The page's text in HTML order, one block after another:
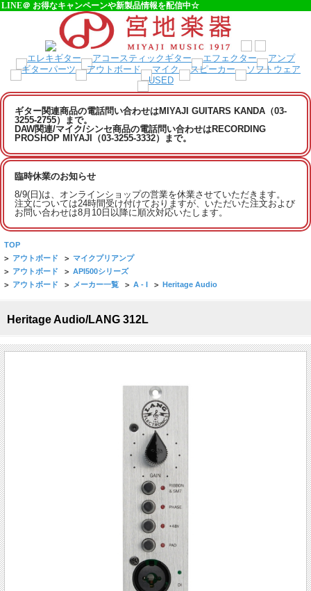
LINE＠ お得なキャンペーンや新製品情報を配信中☆
ギター関連商品の電話問い合わせはMIYAJI GUITARS KANDA（03-
3255-2755）まで。
DAW関連/マイク/シンセ商品の電話問い合わせはRECORDING
PROSHOP MIYAJI（03-3255-3332）まで。
臨時休業のお知らせ
8/9(日)は、オンラインショップの営業を休業させていただきます。
注文については24時間受け付けておりますが、いただいた注文および
お問い合わせは8月10日以降に順次対応いたします。
TOP
> アウトボード > マイクプリアンプ
> アウトボード > API500シリーズ
> アウトボード > メーカー一覧 > A - I > Heritage Audio
Heritage Audio/LANG 312L